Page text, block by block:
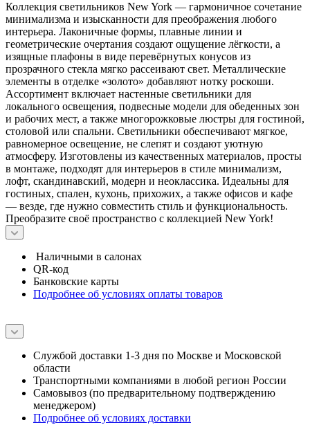
Коллекция светильников New York — гармоничное сочетание
минимализма и изысканности для преображения любого
интерьера. Лаконичные формы, плавные линии и
геометрические очертания создают ощущение лёгкости, а
изящные плафоны в виде перевёрнутых конусов из
прозрачного стекла мягко рассеивают свет. Металлические
элементы в отделке «золото» добавляют нотку роскоши.
Ассортимент включает настенные светильники для
локального освещения, подвесные модели для обеденных зон
и рабочих мест, а также многорожковые люстры для гостиной,
столовой или спальни. Светильники обеспечивают мягкое,
равномерное освещение, не слепят и создают уютную
атмосферу. Изготовлены из качественных материалов, просты
в монтаже, подходят для интерьеров в стиле минимализм,
лофт, скандинавский, модерн и неоклассика. Идеальны для
гостиных, спален, кухонь, прихожих, а также офисов и кафе
— везде, где нужно совместить стиль и функциональность.
Преобразите своё пространство с коллекцией New York!
Наличными в салонах
QR-код
Банковские карты
Подробнее об условиях оплаты товаров
Службой доставки 1-3 дня по Москве и Московской
области
Транспортными компаниями в любой регион России
Самовывоз (по предварительному подтверждению
менеджером)
Подробнее об условиях доставки